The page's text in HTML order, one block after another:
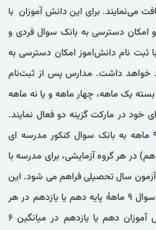
می‌نمایند. برای این دانش آموزان با
امکان دسترسی به بانک سوال فردی و
ثبت نام دانش‌اموز امکان دسترسی به
خواهد داشت. مدارس پس از ثبت‌نام
یک ماهه، چهار ماهه و یا نه ماهه
خود در مارکت گزینه دو فعال نمایند.
امتیاز لازم برای دسترسی ۹ ماهه به بانک سوال کنکور مدرسه ای
در هر گروه آزمایشی، برای مدرسه با
ثبت نام گروهی میانگین ۱۰ آزمون سال تحصیلی فراهم می شود. این
امتیاز برای فعالسازی بانک سوال ۹ ماهۀ پایه دهم یا یازدهم در هر
پایه گروه با ثبت نام دانش آموزان دهم یا یازدهم در میانگین ۶